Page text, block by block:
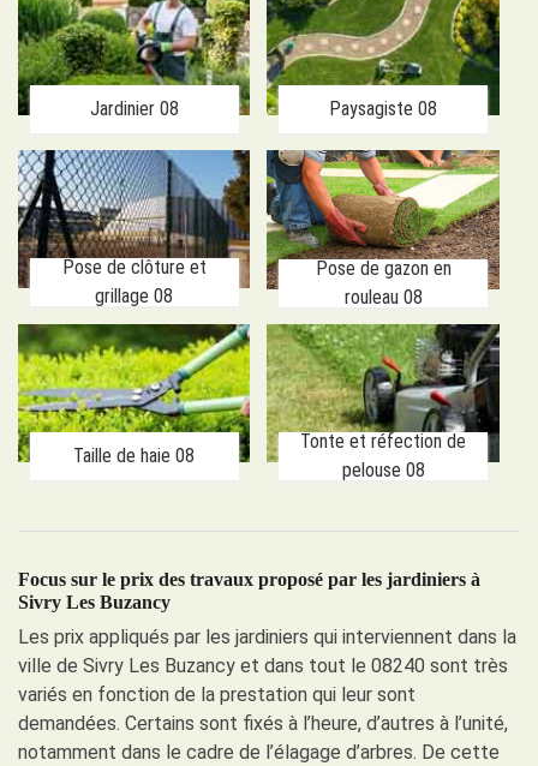
Jardinier 08 Paysagiste 08
Pose de clôture et
grillage 08
Pose de gazon en
rouleau 08
Taille de haie 08
Tonte et réfection de
pelouse 08
Focus sur le prix des travaux proposé par les jardiniers à
Sivry Les Buzancy
Les prix appliqués par les jardiniers qui interviennent dans la
ville de Sivry Les Buzancy et dans tout le 08240 sont très
variés en fonction de la prestation qui leur sont
demandées. Certains sont fixés à l’heure, d’autres à l’unité,
notamment dans le cadre de l’élagage d’arbres. De cette